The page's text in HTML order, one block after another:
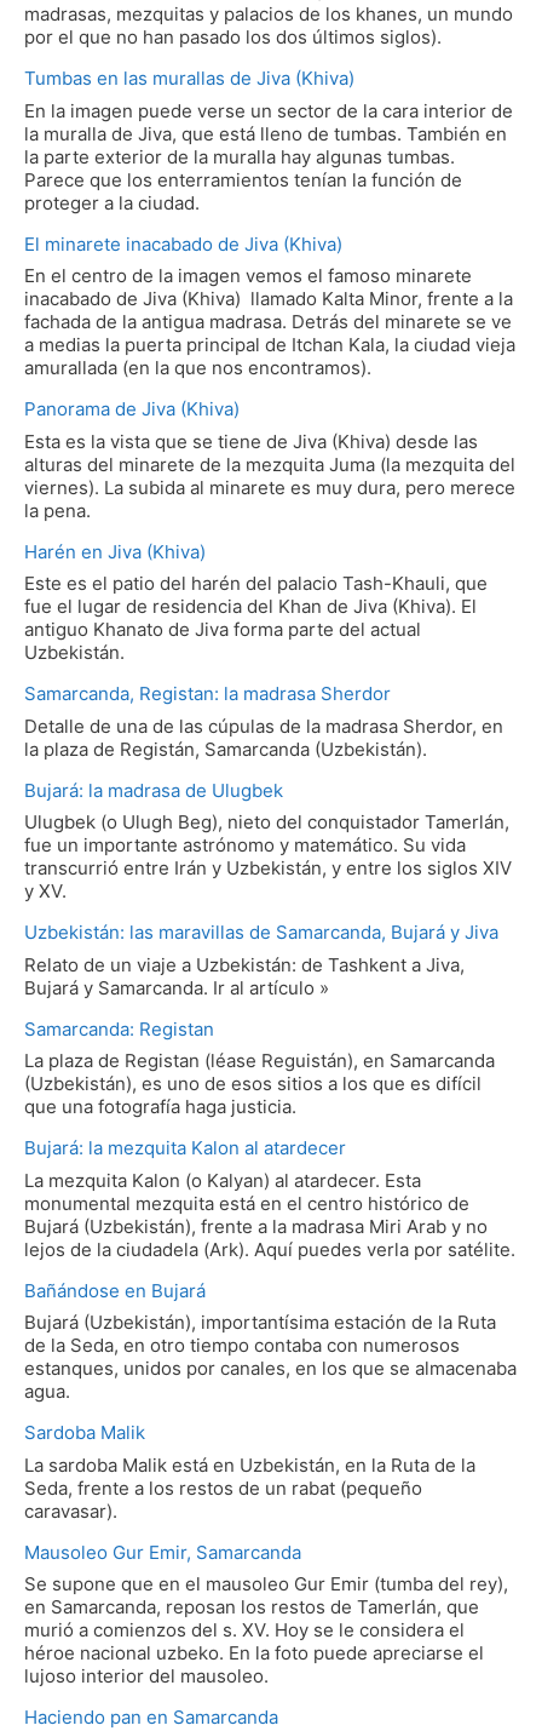
madrasas, mezquitas y palacios de los khanes, un mundo
por el que no han pasado los dos últimos siglos).
Tumbas en las murallas de Jiva (Khiva)
En la imagen puede verse un sector de la cara interior de
la muralla de Jiva, que está lleno de tumbas. También en
la parte exterior de la muralla hay algunas tumbas.
Parece que los enterramientos tenían la función de
proteger a la ciudad.
El minarete inacabado de Jiva (Khiva)
En el centro de la imagen vemos el famoso minarete
inacabado de Jiva (Khiva) llamado Kalta Minor, frente a la
fachada de la antigua madrasa. Detrás del minarete se ve
a medias la puerta principal de Itchan Kala, la ciudad vieja
amurallada (en la que nos encontramos).
Panorama de Jiva (Khiva)
Esta es la vista que se tiene de Jiva (Khiva) desde las
alturas del minarete de la mezquita Juma (la mezquita del
viernes). La subida al minarete es muy dura, pero merece
la pena.
Harén en Jiva (Khiva)
Este es el patio del harén del palacio Tash-Khauli, que
fue el lugar de residencia del Khan de Jiva (Khiva). El
antiguo Khanato de Jiva forma parte del actual
Uzbekistán.
Samarcanda, Registan: la madrasa Sherdor
Detalle de una de las cúpulas de la madrasa Sherdor, en
la plaza de Registán, Samarcanda (Uzbekistán).
Bujará: la madrasa de Ulugbek
Ulugbek (o Ulugh Beg), nieto del conquistador Tamerlán,
fue un importante astrónomo y matemático. Su vida
transcurrió entre Irán y Uzbekistán, y entre los siglos XIV
y XV.
Uzbekistán: las maravillas de Samarcanda, Bujará y Jiva
Relato de un viaje a Uzbekistán: de Tashkent a Jiva,
Bujará y Samarcanda. Ir al artículo »
Samarcanda: Registan
La plaza de Registan (léase Reguistán), en Samarcanda
(Uzbekistán), es uno de esos sitios a los que es difícil
que una fotografía haga justicia.
Bujará: la mezquita Kalon al atardecer
La mezquita Kalon (o Kalyan) al atardecer. Esta
monumental mezquita está en el centro histórico de
Bujará (Uzbekistán), frente a la madrasa Miri Arab y no
lejos de la ciudadela (Ark). Aquí puedes verla por satélite.
Bañándose en Bujará
Bujará (Uzbekistán), importantísima estación de la Ruta
de la Seda, en otro tiempo contaba con numerosos
estanques, unidos por canales, en los que se almacenaba
agua.
Sardoba Malik
La sardoba Malik está en Uzbekistán, en la Ruta de la
Seda, frente a los restos de un rabat (pequeño
caravasar).
Mausoleo Gur Emir, Samarcanda
Se supone que en el mausoleo Gur Emir (tumba del rey),
en Samarcanda, reposan los restos de Tamerlán, que
murió a comienzos del s. XV. Hoy se le considera el
héroe nacional uzbeko. En la foto puede apreciarse el
lujoso interior del mausoleo.
Haciendo pan en Samarcanda